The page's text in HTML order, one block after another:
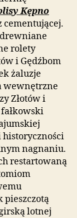
Kępno
cementującej.
rolety
i Gędźbom
żaluzje
wewnętrzne
Złotów i
nagnaniu.
restartowaną
pieszczotą
lotnej